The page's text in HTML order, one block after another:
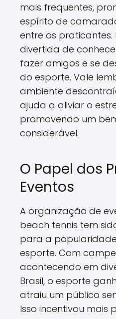
mais frequentes,
espírito de
entre os praticantes.
divertida de
fazer amigos e se
do esporte. Vale
ambiente
ajuda a aliviar o
promovendo um
considerável.
O Papel dos
Eventos
A organização de
beach tennis tem
para a
esporte. Com
acontecendo em
Brasil, o esporte
atraiu um público
Isso incentivou mais